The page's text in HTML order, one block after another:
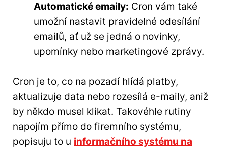
Automatické emaily: Cron vám také
umožní nastavit pravidelné odesílání
emailů, ať už se jedná o novinky,
upomínky nebo marketingové zprávy.
Cron je to, co na pozadí hlídá platby,
aktualizuje data nebo rozesílá e-maily, aniž
by někdo musel klikat. Takovéhle rutiny
napojím přímo do firemního systému,
popisuju to u informačního systému na